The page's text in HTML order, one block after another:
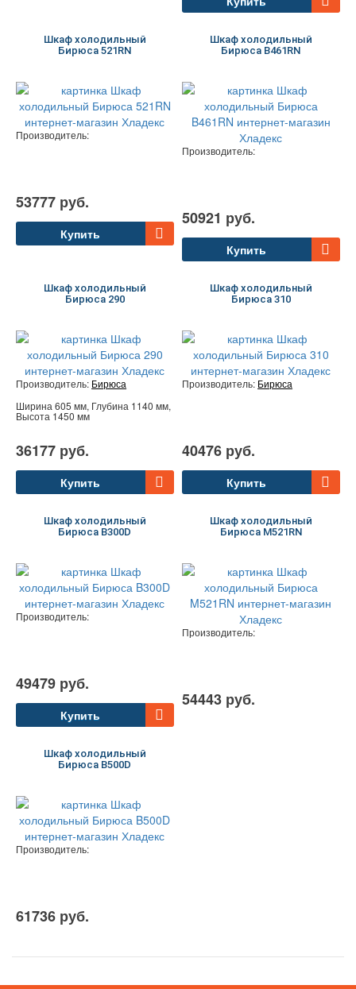
Шкаф холодильный
Бирюса 521RN
Производитель:
53777 руб.
Купить
Шкаф холодильный
Бирюса B461RN
Производитель:
50921 руб.
Купить
Шкаф холодильный
Бирюса 290
Производитель: Бирюса
Ширина 605 мм, Глубина 1140 мм,
Высота 1450 мм
36177 руб.
Купить
Шкаф холодильный
Бирюса 310
Производитель: Бирюса
40476 руб.
Купить
Шкаф холодильный
Бирюса B300D
Производитель:
49479 руб.
Купить
Шкаф холодильный
Бирюса M521RN
Производитель:
54443 руб.
Шкаф холодильный
Бирюса B500D
Производитель:
61736 руб.